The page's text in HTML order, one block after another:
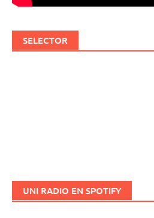
SELECTOR
UNI RADIO EN SPOTIFY